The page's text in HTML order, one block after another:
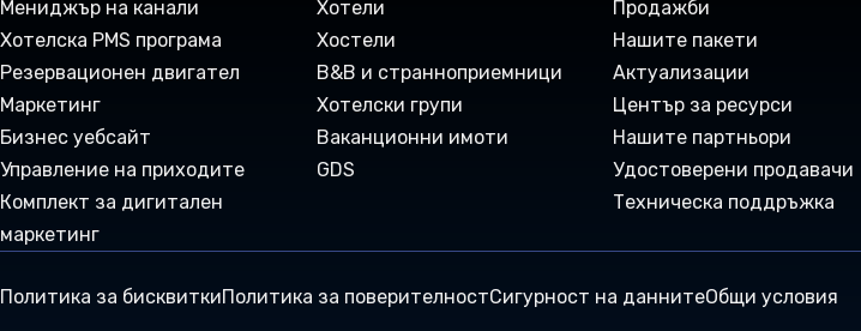
Мениджър на канали
Хотелска PMS програма
Резервационен двигател
Маркетинг
Бизнес уебсайт
Управление на приходите
Комплект за дигитален
маркетинг
Хотели
Хостели
B&B и странноприемници
Хотелски групи
Ваканционни имоти
GDS
Продажби
Нашите пакети
Актуализации
Център за ресурси
Нашите партньори
Удостоверени продавачи
Техническа поддръжка
Политика за бисквиткиПолитика за поверителностСигурност на даннитеОбщи условия